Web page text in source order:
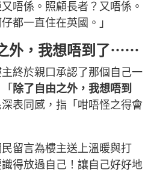
唔係。照顧長者？又唔係。
都一直住在英國。」
外，我想唔到了⋯⋯
終於親口承認了那個自己一
除了自由之外，我想唔到
表同感，指「咁唔怪之得會
留言為樓主送上溫暖與打
得放過自己！讓自己好好地